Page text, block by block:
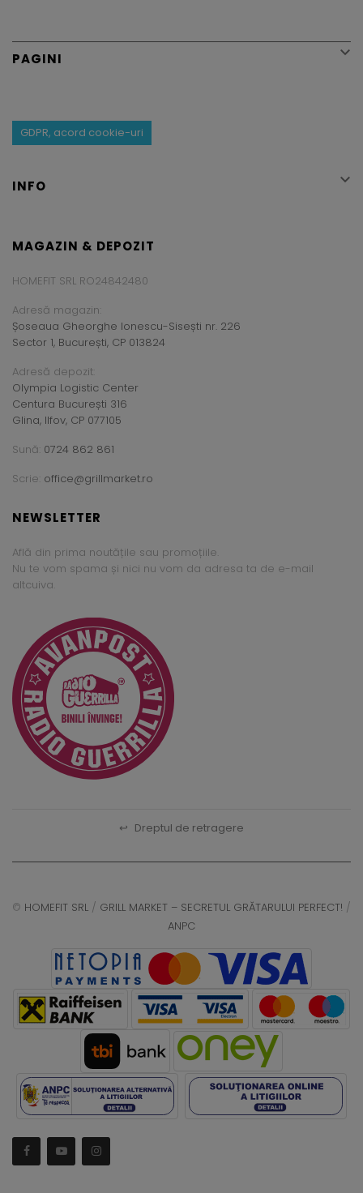
PAGINI 
GDPR, acord cookie-uri
INFO 
MAGAZIN & DEPOZIT
HOMEFIT SRL RO24842480
Adresă magazin:
Șoseaua Gheorghe Ionescu-Sisești nr. 226
Sector 1, București, CP 013824
Adresă depozit:
Olympia Logistic Center
Centura București 316
Glina, Ilfov, CP 077105
Sună: 0724 862 861
Scrie: office@grillmarket.ro
NEWSLETTER
Află din prima noutățile sau promoțiile.
Nu te vom spama și nici nu vom da adresa ta de e-mail
altcuiva.
↩ Dreptul de retragere
© HOMEFIT SRL / GRILL MARKET – SECRETUL GRĂTARULUI PERFECT! /
ANPC